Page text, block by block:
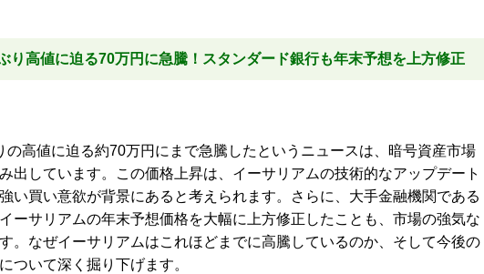
り高値に迫る70万円に急騰！スタンダード銀行も年末予想を上方修正
の高値に迫る約70万円にまで急騰したというニュースは、暗号資産市場
出しています。この価格上昇は、イーサリアムの技術的なアップデート
い買い意欲が背景にあると考えられます。さらに、大手金融機関である
ーサリアムの年末予想価格を大幅に上方修正したことも、市場の強気な
。なぜイーサリアムはこれほどまでに高騰しているのか、そして今後の
ついて深く掘り下げます。